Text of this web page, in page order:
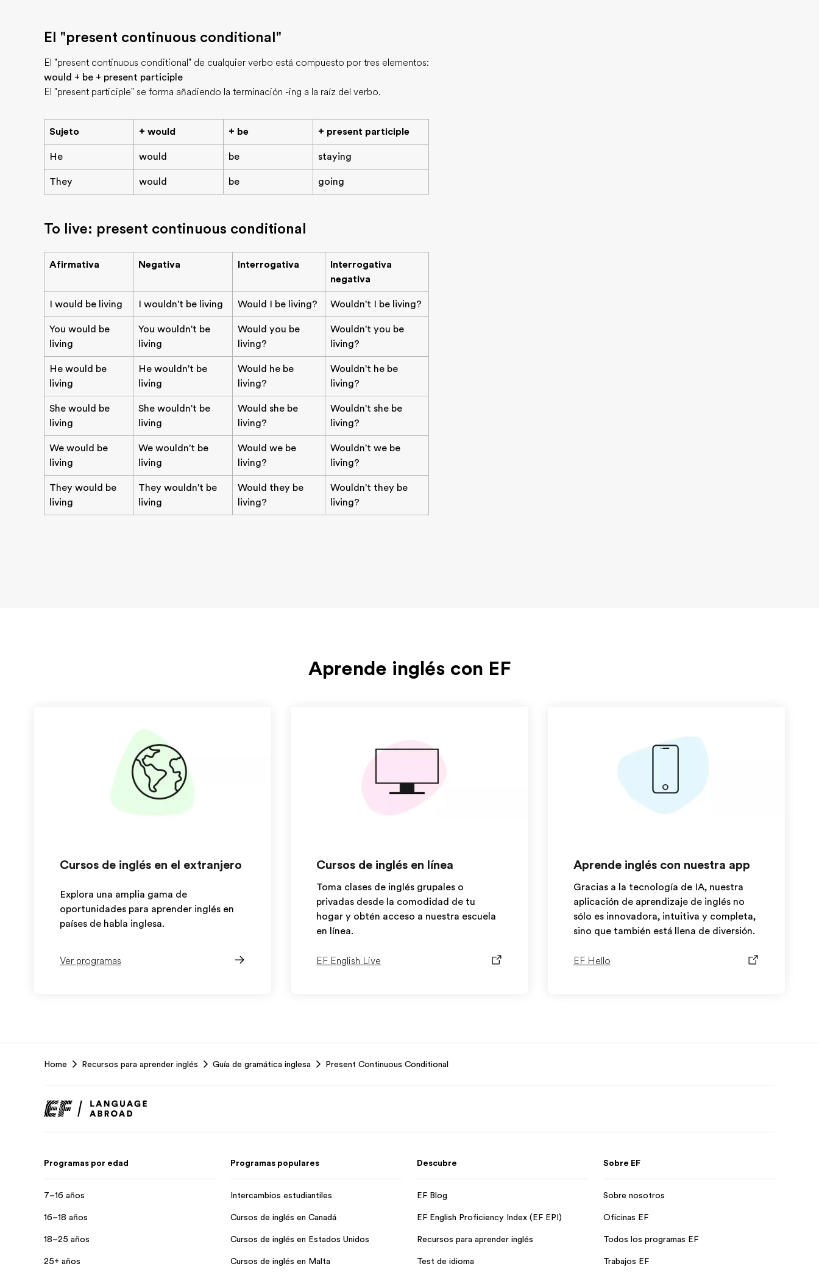
El "present continuous conditional"
El "present continuous conditional" de cualquier verbo está compuesto por tres elementos:
would + be + present participle
El "present participle" se forma añadiendo la terminación -ing a la raíz del verbo.
Sujeto + would + be + present participle
He would be staying
They would be going
To live: present continuous conditional
Afirmativa Negativa Interrogativa
Interrogativa
negativa
I would be living I wouldn't be living Would I be living? Wouldn't I be living?
You would be
living
You wouldn't be
living
Would you be
living?
Wouldn't you be
living?
He would be
living
He wouldn't be
living
Would he be
living?
Wouldn't he be
living?
She would be
living
She wouldn't be
living
Would she be
living?
Wouldn't she be
living?
We would be
living
We wouldn't be
living
Would we be
living?
Wouldn't we be
living?
They would be
living
They wouldn't be
living
Would they be
living?
Wouldn't they be
living?
Aprende inglés con EF
Cursos de inglés en el extranjero
Explora una amplia gama de
oportunidades para aprender inglés en
países de habla inglesa.
Ver programas
Cursos de inglés en línea
Toma clases de inglés grupales o
privadas desde la comodidad de tu
hogar y obtén acceso a nuestra escuela
en línea.
EF English Live
Aprende inglés con nuestra app
Gracias a la tecnología de IA, nuestra
aplicación de aprendizaje de inglés no
sólo es innovadora, intuitiva y completa,
sino que también está llena de diversión.
EF Hello
Home Recursos para aprender inglés Guía de gramática inglesa Present Continuous Conditional
Programas por edad
7–16 años
16–18 años
18–25 años
25+ años
Programas populares
Intercambios estudiantiles
Cursos de inglés en Canadá
Cursos de inglés en Estados Unidos
Cursos de inglés en Malta
Descubre
EF Blog
EF English Proficiency Index (EF EPI)
Recursos para aprender inglés
Test de idioma
Sobre EF
Sobre nosotros
Oficinas EF
Todos los programas EF
Trabajos EF